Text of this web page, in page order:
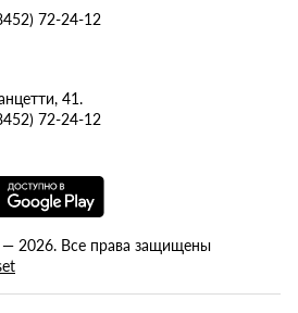
72-24-12
41.
72-24-12
2026. Все права защищены